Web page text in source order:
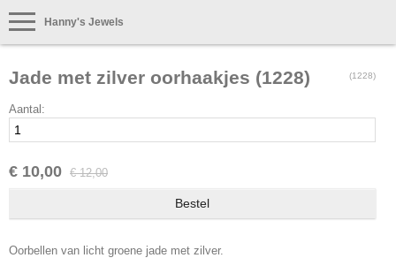
Hanny's Jewels
(1228)
Jade met zilver oorhaakjes (1228)
Aantal:
€ 10,00 € 12,00
Oorbellen van licht groene jade met zilver.